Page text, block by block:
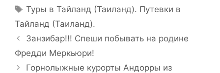
Туры в Тайланд (Таиланд). Путевки в
Тайланд (Таиланд).
Занзибар!!! Спеши побывать на родине
Фредди Меркьюри!
Горнолыжные курорты Андорры из